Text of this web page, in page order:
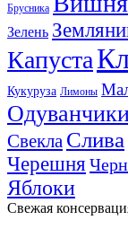
Брусника
Зелень
Капуста
Кукуруза Лимоны
Свекла Слива
Черешня
Яблоки
Свежая